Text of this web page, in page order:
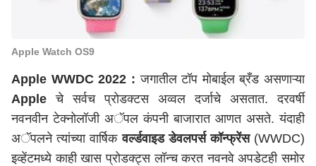
Apple Watch OS9
Apple WWDC 2022 : जगातील टॉप मोबाईल ब्रँड असणाऱ्या
Apple चे सर्वच प्रोडक्टस अव्वल दर्जाचे असतात. दरवर्षी
नवनवीन टेक्नोलॉजी अॅपल कंपनी बाजारात आणत असते. यंदाही
अॅपलने त्यांच्या वार्षिकवर्ल्डवाइड डेवलपर्स कॉन्फ्रेंस(WWDC)
इव्हेंटमध्ये काही खास प्रोडक्ट्स लॉन्च करत नवनवे अपडेटही समोर